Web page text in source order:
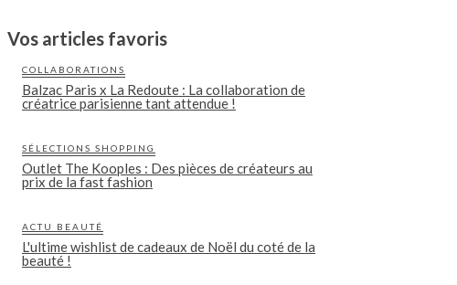
Vos articles favoris
COLLABORATIONS
Balzac Paris x La Redoute : La collaboration de
créatrice parisienne tant attendue !
SÉLECTIONS SHOPPING
Outlet The Kooples : Des pièces de créateurs au
prix de la fast fashion
ACTU BEAUTÉ
L'ultime wishlist de cadeaux de Noël du coté de la
beauté !